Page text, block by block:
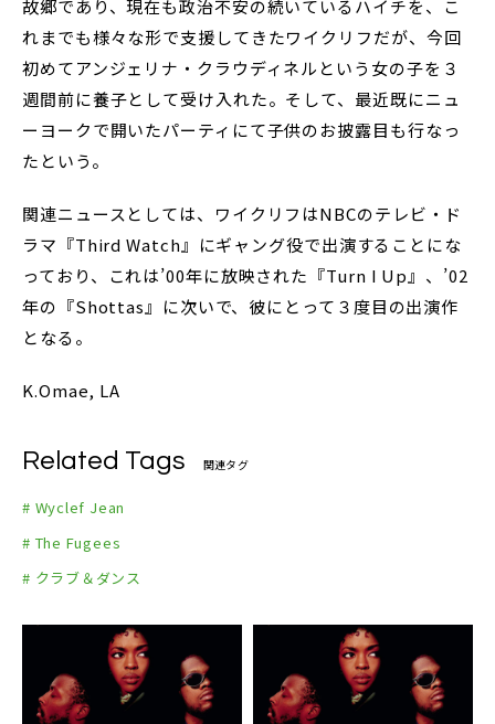
故郷であり、現在も政治不安の続いているハイチを、こ
れまでも様々な形で支援してきたワイクリフだが、今回
初めてアンジェリナ・クラウディネルという女の子を３
週間前に養子として受け入れた。そして、最近既にニュ
ーヨークで開いたパーティにて子供のお披露目も行なっ
たという。
関連ニュースとしては、ワイクリフはNBCのテレビ・ド
ラマ『Third Watch』にギャング役で出演することにな
っており、これは’00年に放映された『Turn I Up』、’02
年の『Shottas』に次いで、彼にとって３度目の出演作
となる。
K.Omae, LA
Related Tags 関連タグ
# Wyclef Jean
# The Fugees
# クラブ＆ダンス